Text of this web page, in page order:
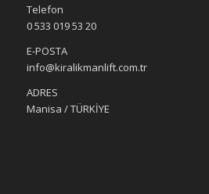
Telefon
0 533 019 53 20
E-POSTA
info@kiralikmanlift.com.tr
ADRES
Manisa / TÜRKİYE